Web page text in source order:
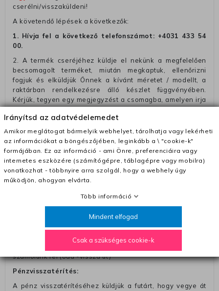
cserélni/visszaküldeni!
A követendő lépések a következők:
1. Hívja fel a következő telefonszámot: +4031 433 54
00.
2. A termék cseréjéhez küldje el nekünk a megfelelően
becsomagolt terméket, miután megkaptuk, ellenőrizni
fogjuk és elküldjük Önnek a kívánt méretet / modellt, a
raktárban rendelkezésre álló készlet függvényében.
Kérjük, tegyen egy megjegyzést a csomagba, amelyen irja
a telefonszámát vagy a rendelési számot, hogy
megkönnyitse az azonósitást és a visszatéritést.
Az elküldött csomagok visszautasításra kerülnek, ha
ezeket nem megfelelő módon csomagolják !!
Szállítási díjak:
– Futár - kézbesítés az ország egész területén, 2-3
munkanapon belül a megrendelés e-mailben / sms-ben
történő megerősítésétől számítva
– Szállítás 1700 Ft (+400 Ft utánvéttel)
– Ingyenes szállítás 31600 Ft feletti megrendeléseknél
(+400 Ft utánvétte)
– A kapott termék cseréjéért 3780 Ft szállítási díjat
számolunk fel (oda -vissza út)
Pénzvisszatérítés:
A pénz visszatérítéséhez küldjük a futárt, hogy vegye át
Irányítsd az adatvédelemedet
Amikor meglátogat bármelyik webhelyet, tárolhatja vagy lekérheti
az információkat a böngészőjében, leginkább a \ "cookie-k"
formájában. Ez az információ - ami Önre, preferenciáira vagy
internetes eszközére (számítógépre, táblagépre vagy mobilra)
vonatkozhat - többnyire arra szolgál, hogy a webhely úgy
működjön, ahogyan elvárta.
Több információ
Mindent elfogad
Csak a szükséges cookie-k